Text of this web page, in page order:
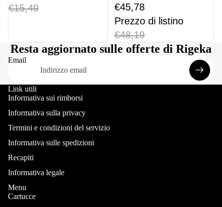
€15,49
€45,78
Prezzo di listino
€48,19
Resta aggiornato sulle offerte di Rigeka
Email
Link utili
Informativa sui rimborsi
Informativa sulla privacy
Termini e condizioni del servizio
Informativa sulle spedizioni
Recapiti
Informativa legale
Menu
Cartucce